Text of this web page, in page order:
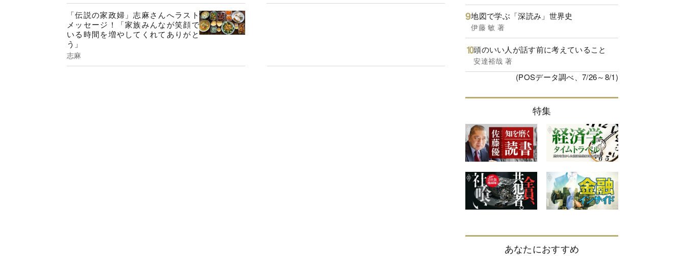
「伝説の家政婦」志麻さんへラスト
メッセージ！「家族みんなが笑顔で
いる時間を増やしてくれてありがと
う」
志麻
地図で学ぶ「深読み」世界史
伊藤 敏 著
頭のいい人が話す前に考えていること
安達裕哉 著
(POSデータ調べ、7/26～8/1)
特集
あなたにおすすめ